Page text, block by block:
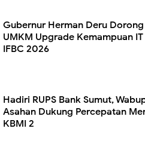
Gubernur Herman Deru Dorong
UMKM Upgrade Kemampuan
IFBC 2026
Hadiri RUPS Bank Sumut,
Asahan Dukung Percepatan
KBMI 2